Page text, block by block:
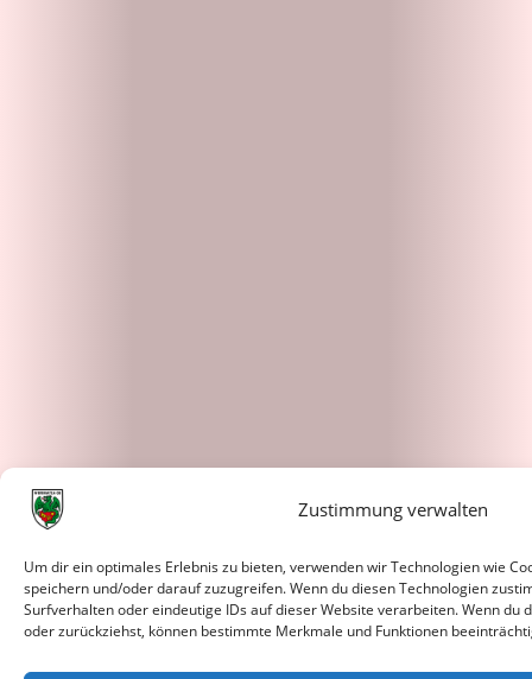
Zustimmung verwalten
Um dir ein optimales Erlebnis zu bieten, verwenden wir Technologien wie
speichern und/oder darauf zuzugreifen. Wenn du diesen Technologien
Surfverhalten oder eindeutige IDs auf dieser Website verarbeiten. Wenn du
oder zurückziehst, können bestimmte Merkmale und Funktionen